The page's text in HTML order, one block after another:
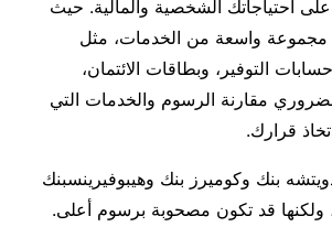
احتياجاتك الشخصية والمالية. حيث
مجموعة واسعة من الخدمات، مثل
التوفير، وبطاقات الائتمان،
مقارنة الرسوم والخدمات التي
قرارك.
بنك وكوميرز بنك وهيبوفيرينسبنك
قد تكون مصحوبة برسوم أعلى.